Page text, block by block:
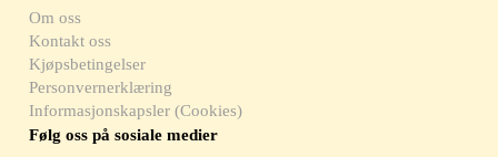
Om oss
Kontakt oss
Kjøpsbetingelser
Personvernerklæring
Informasjonskapsler (Cookies)
Følg oss på sosiale medier